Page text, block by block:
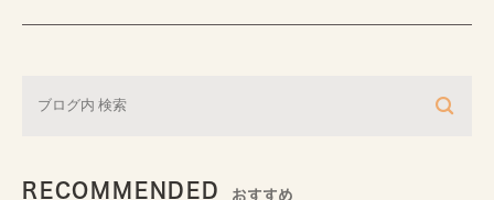
RECOMMENDED おすすめ